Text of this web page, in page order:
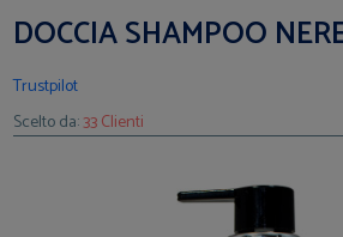
DOCCIA SHAMPOO
Trustpilot
Scelto da:33 Clienti